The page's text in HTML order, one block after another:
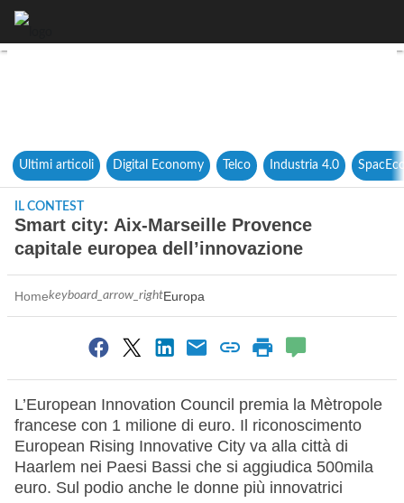
Ultimi articoli Digital Economy Telco Industria 4.0
IL CONTEST
Smart city: Aix-Marseille Provence
capitale europea dell’innovazione
Home Europa
L’European Innovation Council premia la Mètropole
francese con 1 milione di euro. Il riconoscimento
European Rising Innovative City va alla città di
Haarlem nei Paesi Bassi che si aggiudica 500mila
euro. Sul podio anche le donne più innovatrici